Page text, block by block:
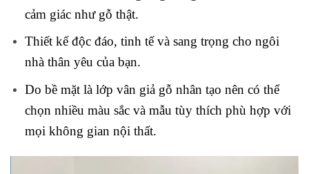
cảm giác như gỗ thật.
Thiết kế độc đáo, tinh tế và sang trọng cho ngôi
nhà thân yêu của bạn.
Do bề mặt là lớp vân giả gỗ nhân tạo nên có thể
chọn nhiều màu sắc và mẫu tùy thích phù hợp với
mọi không gian nội thất.